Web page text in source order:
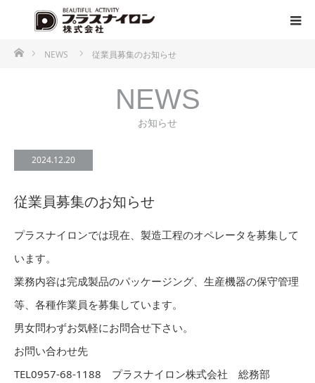
ホームNEWS 従業員募集のお知らせ
NEWS
お知らせ
2024.12.20
従業員募集のお知らせ
プラスナイロンでは現在、製造工程のオペレータを募集して
います。
業務内容は完成製品のパッケージング、生産機器の保守管理
等、各種作業員を募集しています。
男女問わずお気軽にお問合せ下さい。
お問い合わせ先
TEL0957-68-1188 プラスナイロン株式会社 総務部